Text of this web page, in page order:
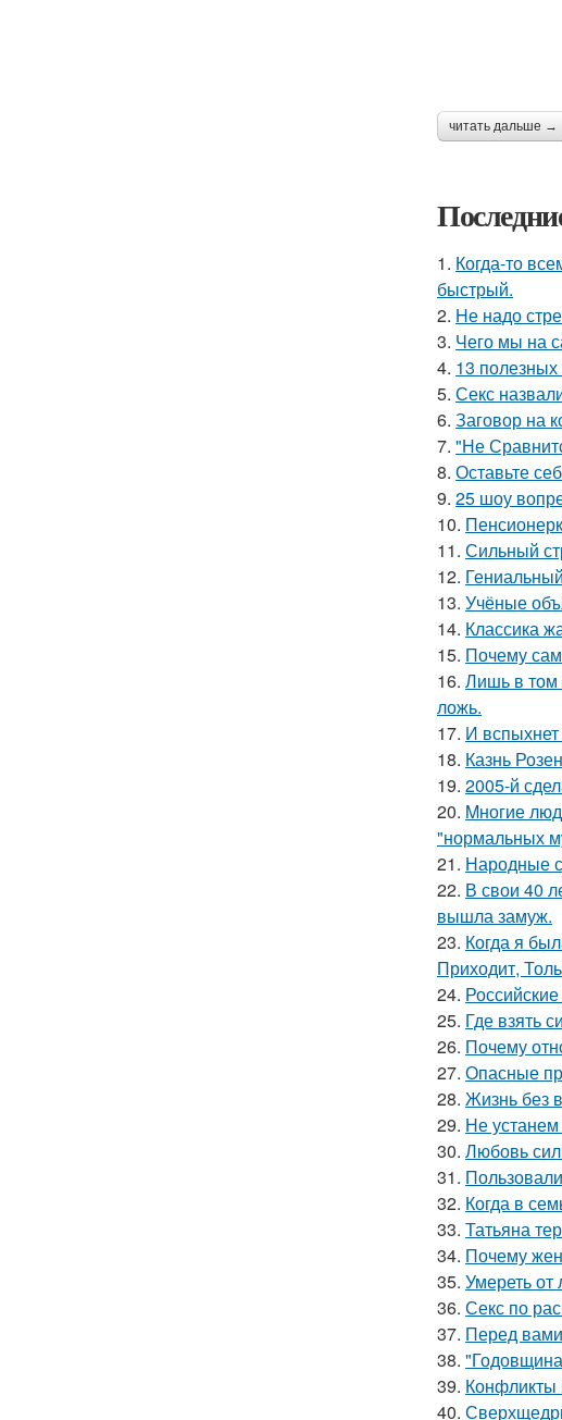
читать дальше →
1. Когда-то
быстрый.
2. Hе надо
3. Чего мы на
4. 13
5. Секс
6. Заговор на
7. "Не
8. Оставьте
9. 25 шоу
10.
11. Сильный
12.
13. Учёные
14. Классика
15. Почему
16. Лишь в том
ложь.
17. И
18. Казнь
19. 2005-й
20. Mногие
"нормальных
21. Народные
22. В свои 40
вышла замуж.
23. Когда я
Приходит,
24.
25. Где взять
26. Почему
27. Опасные
28. Жизнь без
29. Не
30. Любовь
31.
32. Когда в
33. Татьяна
34. Почему
35. Умереть
36. Секс по
37. Перед
38.
39. Конфликты
40.